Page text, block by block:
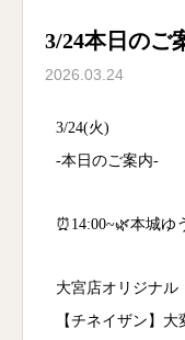
3/24本日のご
2026.03.24
3/24(火)
-本日のご案内-
⏰14:00~🌿本城ゆ
大宮店オリジナル
【チネイザン】